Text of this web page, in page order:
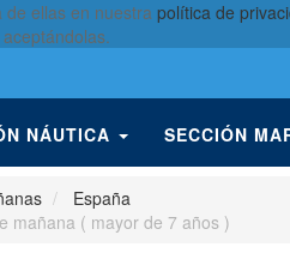
de ellas en nuestra política de
NÁUTICA SECCIÓN
España
mañana ( mayor de 7 años )